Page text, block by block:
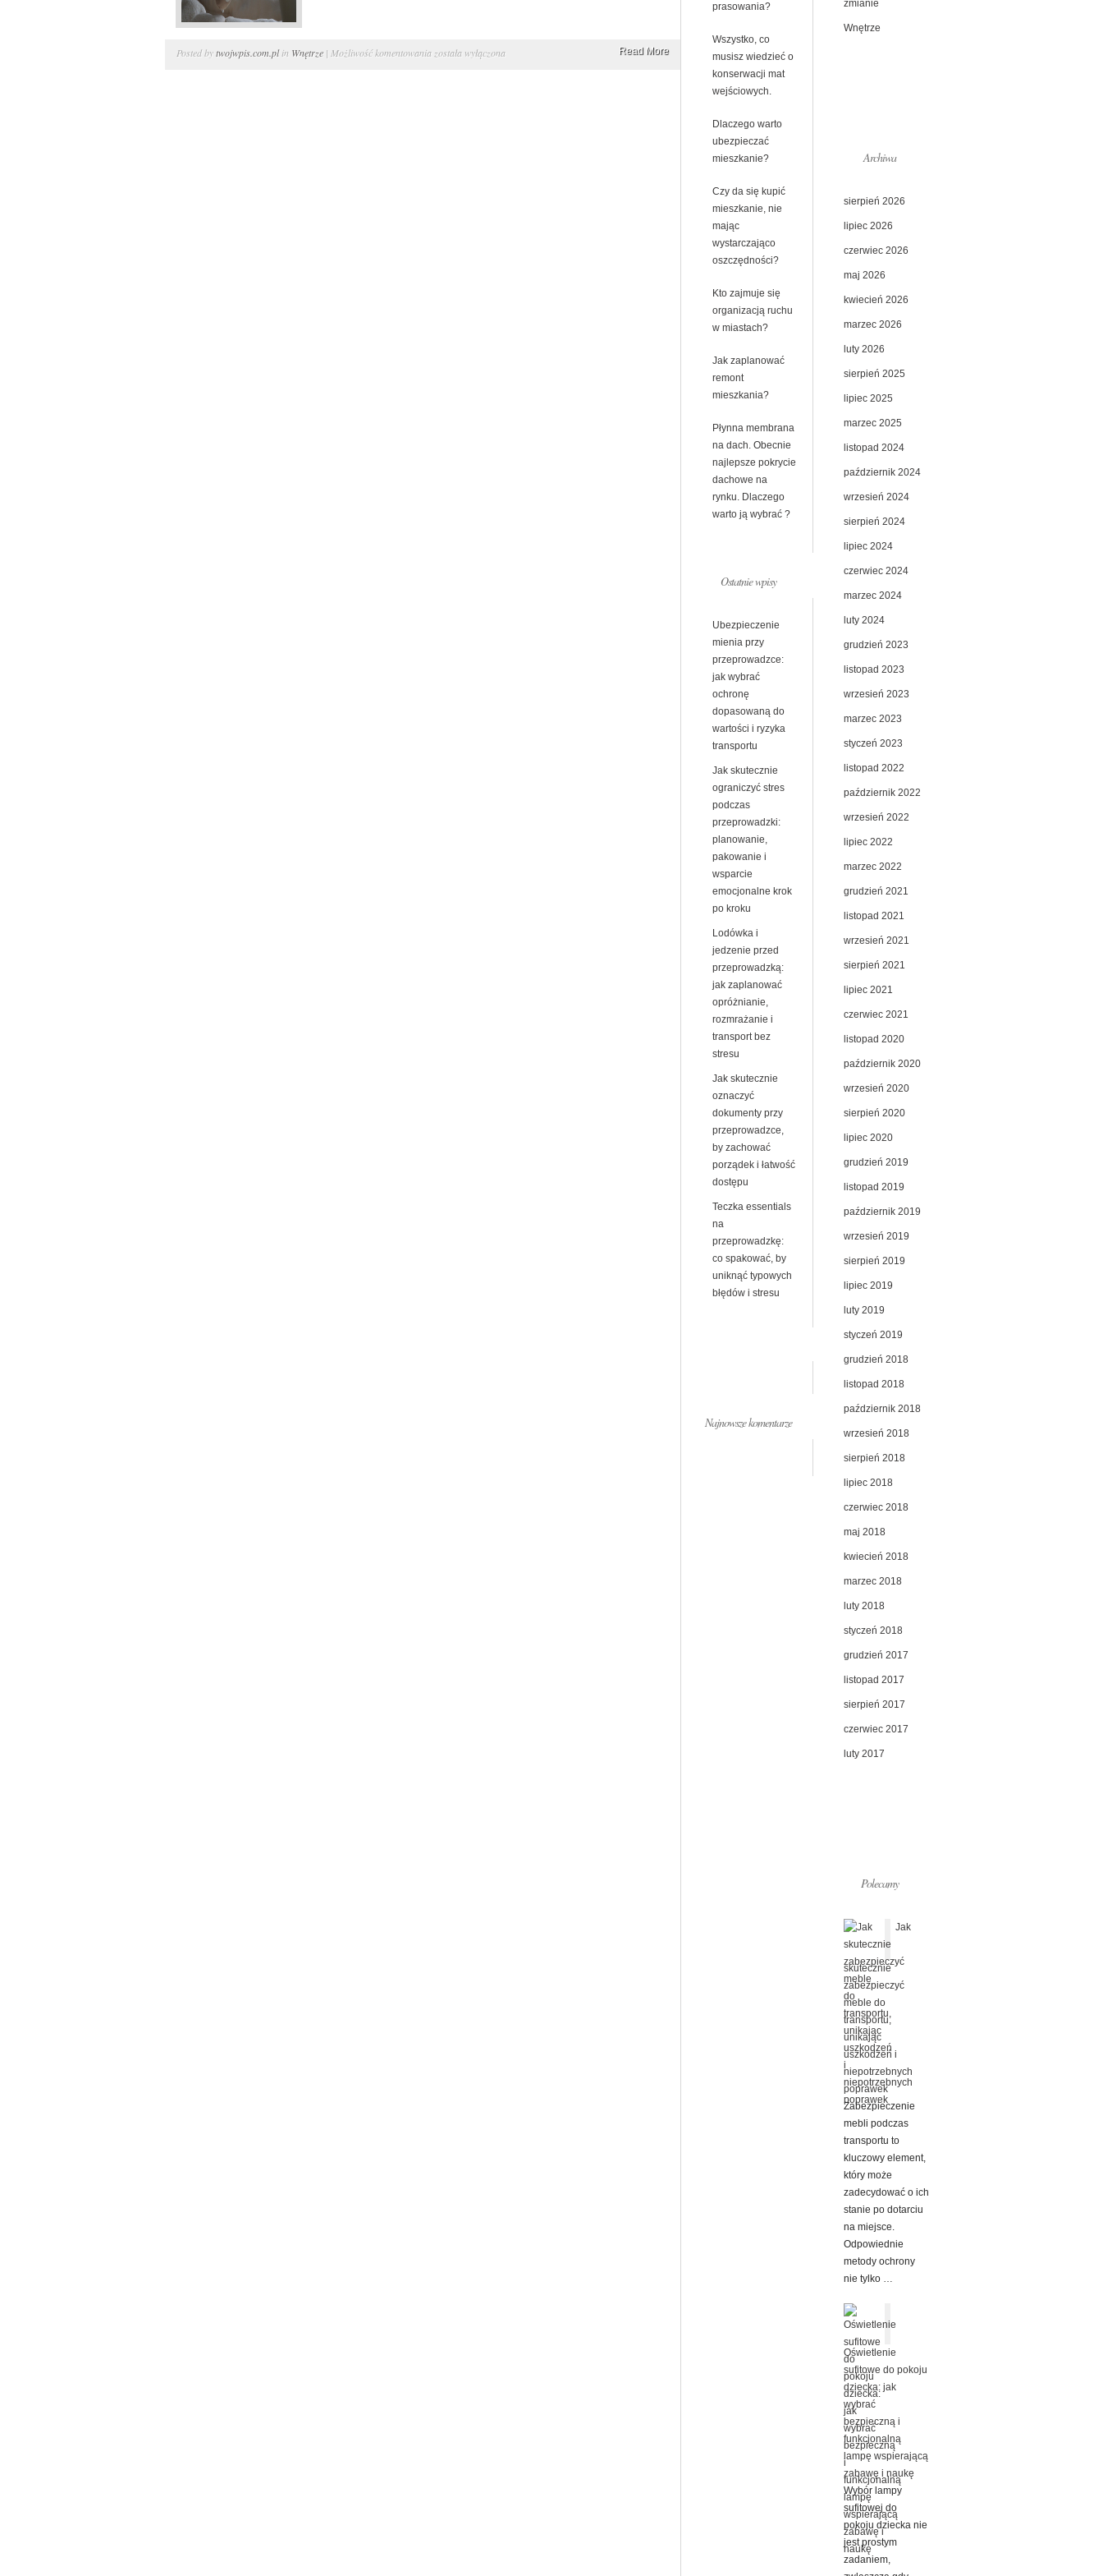
Posted bytwojwpis.com.plin Wnętrze | Możliwość komentowania Umeblowanie
została wyłączona Read More
prasowania?
Wszystko, co
musisz wiedzieć o
konserwacji mat
wejściowych.
Dlaczego warto
ubezpieczać
mieszkanie?
Czy da się kupić
mieszkanie, nie
mając
wystarczająco
oszczędności?
Kto zajmuje się
organizacją ruchu
w miastach?
Jak zaplanować
remont
mieszkania?
Płynna membrana
na dach. Obecnie
najlepsze pokrycie
dachowe na
rynku. Dlaczego
warto ją wybrać ?
Ostatnie wpisy
Ubezpieczenie
mienia przy
przeprowadzce:
jak wybrać
ochronę
dopasowaną do
wartości i ryzyka
transportu
Jak skutecznie
ograniczyć stres
podczas
przeprowadzki:
planowanie,
pakowanie i
wsparcie
emocjonalne krok
po kroku
Lodówka i
jedzenie przed
przeprowadzką:
jak zaplanować
opróżnianie,
rozmrażanie i
transport bez
stresu
Jak skutecznie
oznaczyć
dokumenty przy
przeprowadzce,
by zachować
porządek i łatwość
dostępu
Teczka essentials
na
przeprowadzkę:
co spakować, by
uniknąć typowych
błędów i stresu
Najnowsze komentarze
zmianie
Wnętrze
Archiwa
sierpień 2026
lipiec 2026
czerwiec 2026
maj 2026
kwiecień 2026
marzec 2026
luty 2026
sierpień 2025
lipiec 2025
marzec 2025
listopad 2024
październik 2024
wrzesień 2024
sierpień 2024
lipiec 2024
czerwiec 2024
marzec 2024
luty 2024
grudzień 2023
listopad 2023
wrzesień 2023
marzec 2023
styczeń 2023
listopad 2022
październik 2022
wrzesień 2022
lipiec 2022
marzec 2022
grudzień 2021
listopad 2021
wrzesień 2021
sierpień 2021
lipiec 2021
czerwiec 2021
listopad 2020
październik 2020
wrzesień 2020
sierpień 2020
lipiec 2020
grudzień 2019
listopad 2019
październik 2019
wrzesień 2019
sierpień 2019
lipiec 2019
luty 2019
styczeń 2019
grudzień 2018
listopad 2018
październik 2018
wrzesień 2018
sierpień 2018
lipiec 2018
czerwiec 2018
maj 2018
kwiecień 2018
marzec 2018
luty 2018
styczeń 2018
grudzień 2017
listopad 2017
sierpień 2017
czerwiec 2017
luty 2017
Polecamy
Jak
skutecznie
zabezpieczyć
meble do
transportu,
unikając
uszkodzeń i
niepotrzebnych
poprawek
Zabezpieczenie
mebli podczas
transportu to
kluczowy element,
który może
zadecydować o ich
stanie po dotarciu
na miejsce.
Odpowiednie
metody ochrony
nie tylko …
Oświetlenie
sufitowe do pokoju
dziecka: jak
wybrać
bezpieczną i
funkcjonalną
lampę wspierającą
zabawę i naukę
Wybór lampy
sufitowej do
pokoju dziecka nie
jest prostym
zadaniem,